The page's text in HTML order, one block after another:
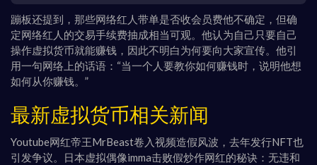
蹦板还提到，那些网络红人带单是否收会员费他不确定，但确
定网络红人的交易手续费抽成相当可观。他认为自己只要自己
操作虚拟货币就能赚钱，因此不明白为何要向大家宣传。他引
用一句网络上的话语：“当一个人要教你如何赚钱时，说明他想
如何从你赚钱。”
最新虚拟货币相关新闻
Youtube网红帝王MrBeast卷入视频造假风波，去年发行NFT也
引发争议。日本虚拟偶像imma击败假炒作网红的秘诀：无违和